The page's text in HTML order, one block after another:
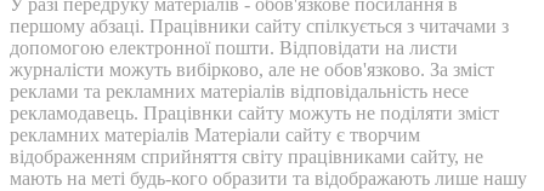
першому абзаці. Працівники сайту спілкується з читачами з
допомогою електронної пошти. Відповідати на листи
журналісти можуть вибірково, але не обов'язково. За зміст
реклами та рекламних матеріалів відповідальність несе
рекламодавець. Працівнки сайту можуть не поділяти зміст
рекламних матеріалів Матеріали сайту є творчим
відображенням сприйняття світу працівниками сайту, не
мають на меті будь-кого образити та відображають лише нашу